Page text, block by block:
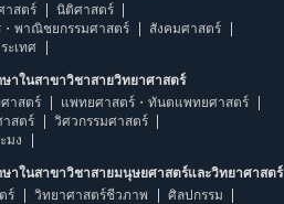
าสตร์
นิติศาสตร์
・พาณิชยกรรมศาสตร์
สังคมศาสตร์
ะเทศ
าในสาขาวิชาสายวิทยาศาสตร์
าสตร์
แพทยศาสตร์・ทันตแพทยศาสตร์
สตร์
วิศวกรรมศาสตร์
มง
าในสาขาวิชาสายมนุษยศาสตร์และวิทยาศาสตร์
ร์
วิทยาศาสตร์ชีวภาพ
ศิลปกรรม